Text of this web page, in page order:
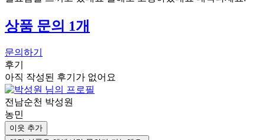
상품 문의 1개
문의하기
후기
아직 작성된 후기가 없어요
전남순천 박성원
농민
이웃 추가